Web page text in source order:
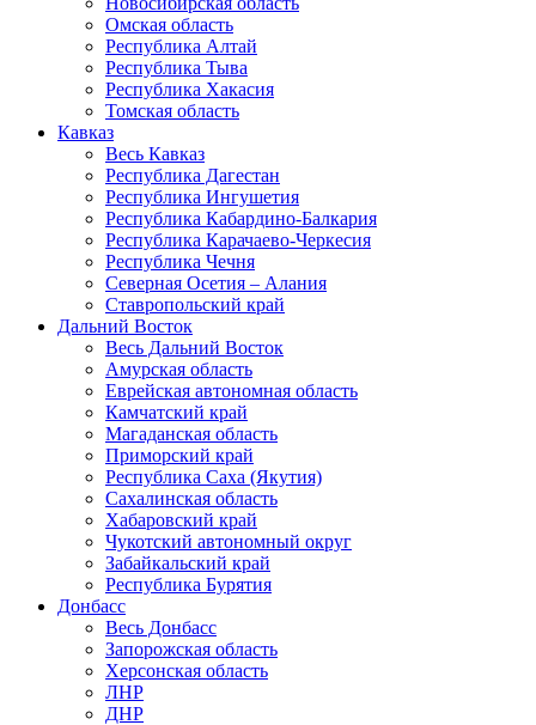
Омская область
Республика Алтай
Республика Тыва
Республика Хакасия
Томская область
Кавказ
Весь Кавказ
Республика Дагестан
Республика Ингушетия
Республика Кабардино-Балкария
Республика Карачаево-Черкесия
Республика Чечня
Северная Осетия – Алания
Ставропольский край
Дальний Восток
Весь Дальний Восток
Амурская область
Еврейская автономная область
Камчатский край
Магаданская область
Приморский край
Республика Саха (Якутия)
Сахалинская область
Хабаровский край
Чукотский автономный округ
Забайкальский край
Республика Бурятия
Донбасс
Весь Донбасс
Запорожская область
Херсонская область
ЛНР
ДНР